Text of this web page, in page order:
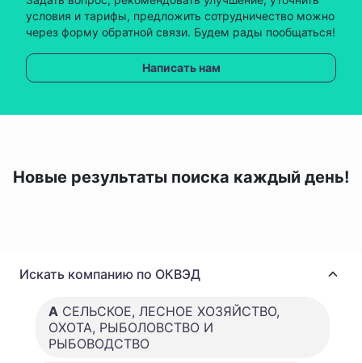
условия и тарифы, предложить сотрудничество можно
через форму обратной связи. Будем рады пообщаться!
Написать нам
Новые результаты поиска каждый день!
Искать компанию по ОКВЭД
A СЕЛЬСКОЕ, ЛЕСНОЕ ХОЗЯЙСТВО,
ОХОТА, РЫБОЛОВСТВО И
РЫБОВОДСТВО